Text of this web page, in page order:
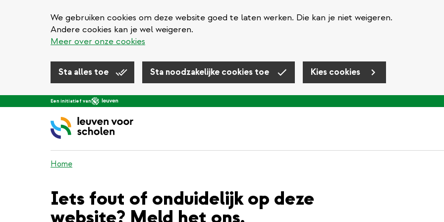
We gebruiken cookies om deze website goed te laten werken. Die kan je niet weigeren.
Andere cookies kan je wel weigeren.
Meer over onze cookies
Sta alles toe Sta noodzakelijke cookies toe Kies cookies
OverslaanEen initiatief van
Home
Iets fout of onduidelijk op deze